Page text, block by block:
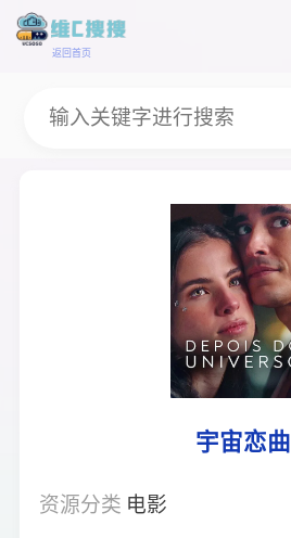
返回首页
宇宙恋曲
资源分类 电影